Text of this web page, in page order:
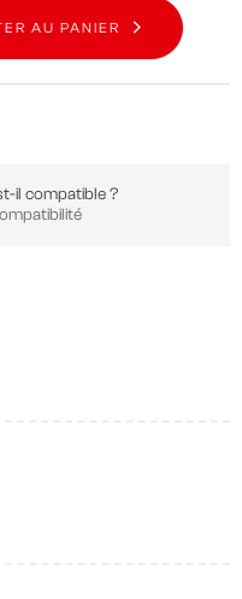
AU PANIER
il compatible ?